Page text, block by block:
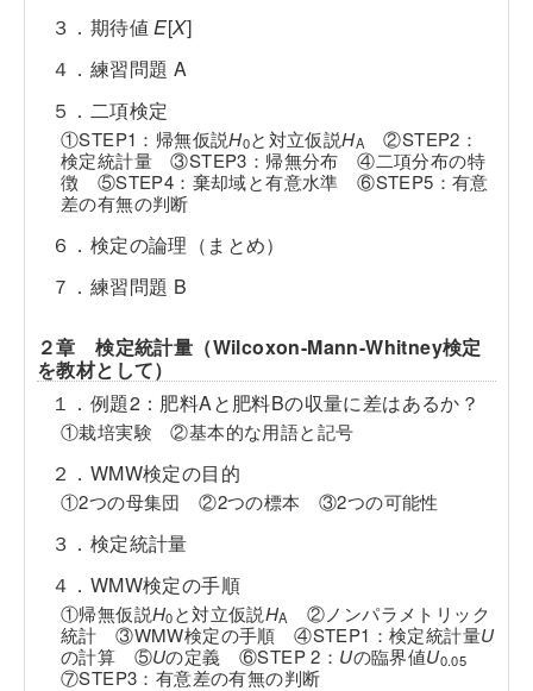
３．期待値 E[X]
４．練習問題 A
５．二項検定
①STEP1：帰無仮説H0と対立仮説HA
②STEP2：
検定統計量 ③STEP3：帰無分布 ④二項分布の特
徴 ⑤STEP4：棄却域と有意水準 ⑥STEP5：有意
差の有無の判断
６．検定の論理（まとめ）
７．練習問題 B
２章 検定統計量（Wilcoxon-Mann-Whitney検定
を教材として）
１．例題2：肥料Aと肥料Bの収量に差はあるか？
①栽培実験 ②基本的な用語と記号
２．WMW検定の目的
①2つの母集団 ②2つの標本 ③2つの可能性
３．検定統計量
４．WMW検定の手順
①帰無仮説H0と対立仮説HA
②ノンパラメトリック
統計 ③WMW検定の手順 ④STEP1：検定統計量U
の計算 ⑤Uの定義 ⑥STEP 2： Uの臨界値U0.05
⑦STEP3：有意差の有無の判断